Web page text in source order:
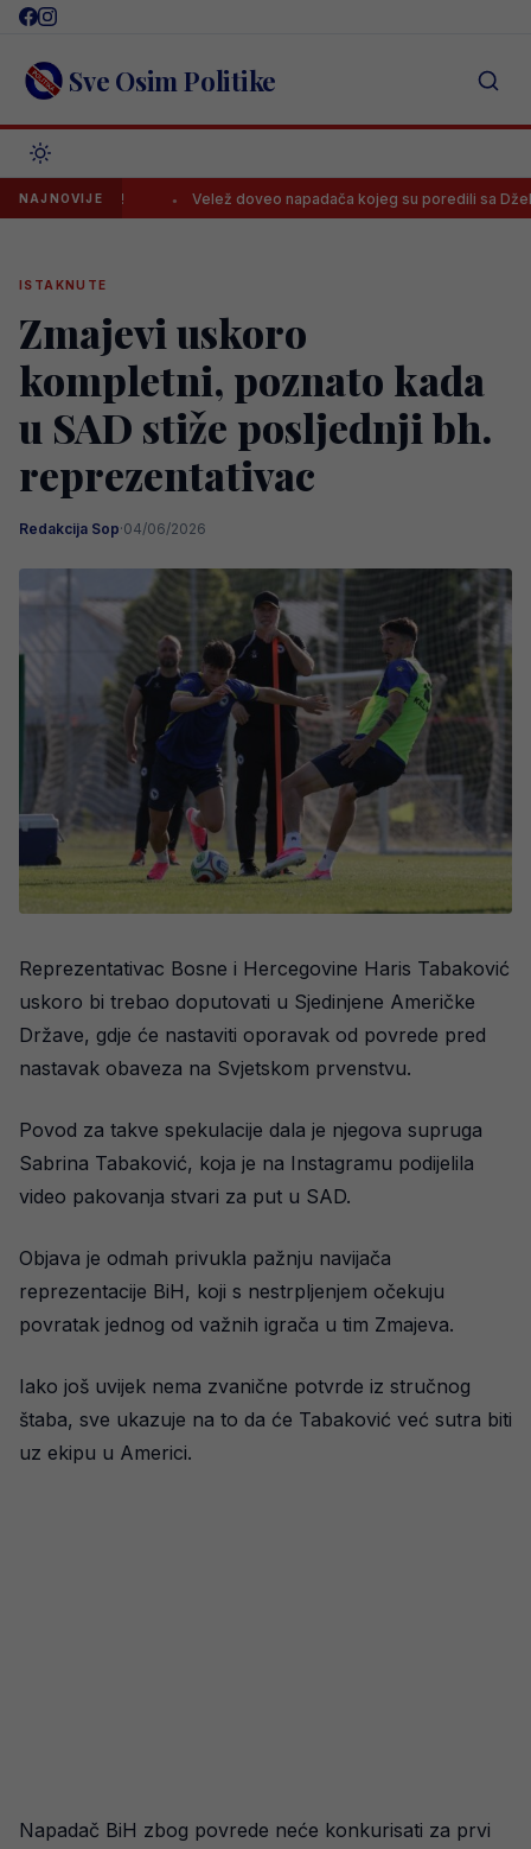
Skip
content Sve Osim Politike
NAJNOVIJE Velež doveo napadača kojeg su poredili sa Džekom
ISTAKNUTE
Zmajevi uskoro
kompletni, poznato kada
u SAD stiže posljednji bh.
reprezentativac
Redakcija Sop·04/06/2026
Reprezentativac Bosne i Hercegovine Haris Tabaković
uskoro bi trebao doputovati u Sjedinjene Američke
Države, gdje će nastaviti oporavak od povrede pred
nastavak obaveza na Svjetskom prvenstvu.
Povod za takve spekulacije dala je njegova supruga
Sabrina Tabaković, koja je na Instagramu podijelila
video pakovanja stvari za put u SAD.
Objava je odmah privukla pažnju navijača
reprezentacije BiH, koji s nestrpljenjem očekuju
povratak jednog od važnih igrača u tim Zmajeva.
Iako još uvijek nema zvanične potvrde iz stručnog
štaba, sve ukazuje na to da će Tabaković već sutra biti
uz ekipu u Americi.
Napadač BiH zbog povrede neće konkurisati za prvi